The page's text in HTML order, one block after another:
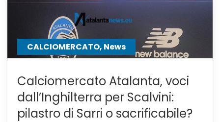
Ricci
CALCIOMERCATO, News
Calciomercato Atalanta, voci
dall’Inghilterra per Scalvini:
pilastro di Sarri o sacrificabile?